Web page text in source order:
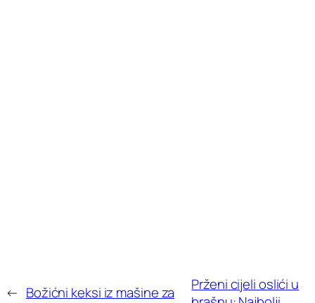
← Božićni keksi iz mašine za
Prženi cijeli oslići u